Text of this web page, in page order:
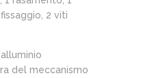
2 viti
del meccanismo